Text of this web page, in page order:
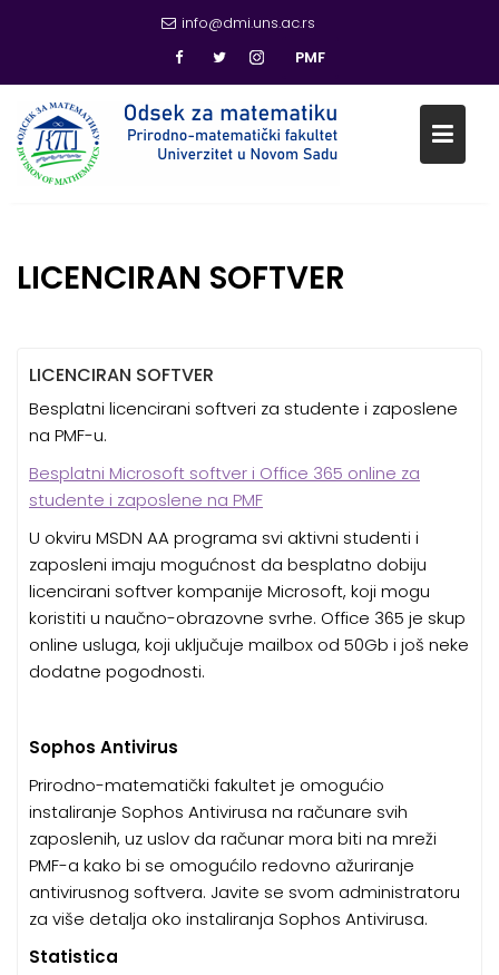
content
info@dmi.uns.ac.rs
PMF
LICENCIRAN SOFTVER
LICENCIRAN SOFTVER
Besplatni licencirani softveri za studente i zaposlene
na PMF-u.
Besplatni Microsoft softver i Office 365 online za
studente i zaposlene na PMF
U okviru MSDN AA programa svi aktivni studenti i
zaposleni imaju mogućnost da besplatno dobiju
licencirani softver kompanije Microsoft, koji mogu
koristiti u naučno-obrazovne svrhe. Office 365 je skup
online usluga, koji uključuje mailbox od 50Gb i još neke
dodatne pogodnosti.
Sophos Antivirus
Prirodno-matematički fakultet je omogućio
instaliranje Sophos Antivirusa na računare svih
zaposlenih, uz uslov da računar mora biti na mreži
PMF-a kako bi se omogućilo redovno ažuriranje
antivirusnog softvera. Javite se svom administratoru
za više detalja oko instaliranja Sophos Antivirusa.
Statistica